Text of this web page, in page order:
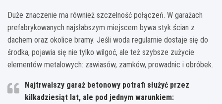
Duże znaczenie ma również szczelność połączeń. W garażach
prefabrykowanych najsłabszym miejscem bywa styk ścian z
dachem oraz okolice bramy. Jeśli woda regularnie dostaje się do
środka, pojawia się nie tylko wilgoć, ale też szybsze zużycie
elementów metalowych: zawiasów, zamków, prowadnic i obróbek.
Najtrwalszy garaż betonowy potrafi służyć przez
kilkadziesiąt lat, ale pod jednym warunkiem: